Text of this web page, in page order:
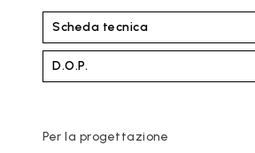
Scheda tecnica
D.O.P.
Per la progettazione